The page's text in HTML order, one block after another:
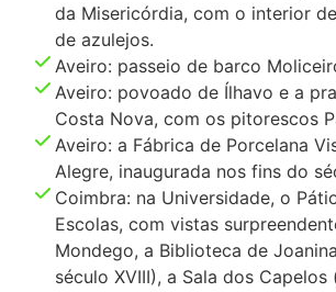
da Misericórdia, com o interior
de azulejos.
Aveiro: passeio de barco
Aveiro: povoado de Ílhavo e a
Costa Nova, com os pitorescos
Aveiro: a Fábrica de Porcelana
Alegre, inaugurada nos fins do
Coimbra: na Universidade, o
Escolas, com vistas
Mondego, a Biblioteca de
século XVIII), a Sala dos Capelos